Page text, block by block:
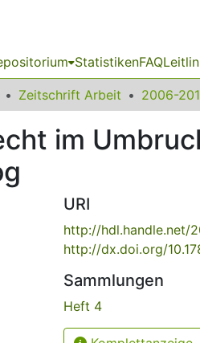
StatistikenFAQ
Zeitschrift Arbeit 2006-
im
URI
http://hdl.handle.net/
http://dx.doi.org/
Sammlungen
Heft 4